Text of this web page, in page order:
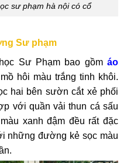
sư phạm hà nội có cổ
Sư phạm
Sư Phạm bao gồm áo
hôi màu trắng tinh khôi.
hai bên sườn cắt xẻ phối
với quần vải thun cá sấu
xanh đậm đều rất đặc
những đường kẻ sọc màu